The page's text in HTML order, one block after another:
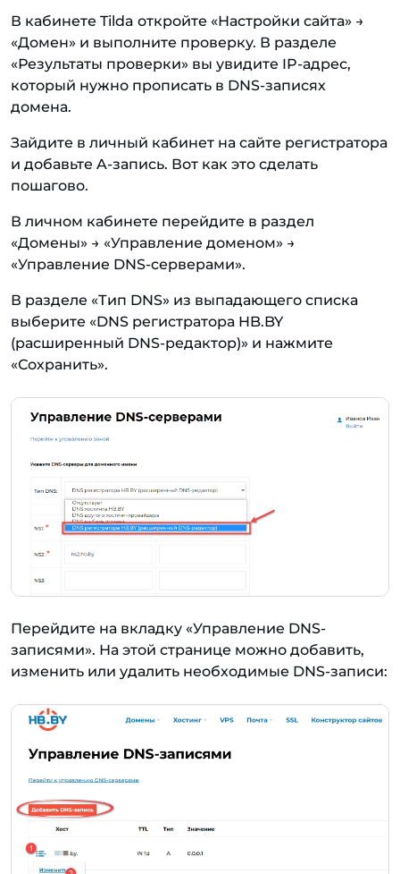
В кабинете Tilda откройте «Настройки сайта» →
«Домен» и выполните проверку. В разделе
«Результаты проверки» вы увидите IP-адрес,
который нужно прописать в DNS-записях
домена.
Зайдите в личный кабинет на сайте регистратора
и добавьте A-запись. Вот как это сделать
пошагово.
В личном кабинете перейдите в раздел
«Домены» → «Управление доменом» →
«Управление DNS-серверами».
В разделе «Тип DNS» из выпадающего списка
выберите «DNS регистратора HB.BY
(расширенный DNS-редактор)» и нажмите
«Сохранить».
Перейдите на вкладку «Управление DNS-
записями». На этой странице можно добавить,
изменить или удалить необходимые DNS-записи: